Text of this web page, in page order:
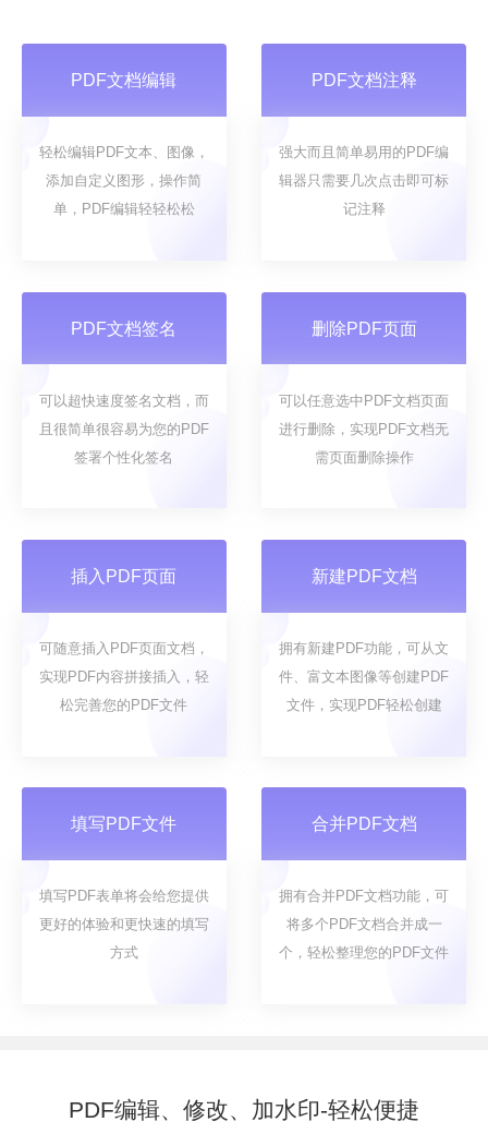
PDF文档编辑
轻松编辑PDF文本、图像，
添加自定义图形，操作简
单，PDF编辑轻轻松松
PDF文档注释
强大而且简单易用的PDF编
辑器只需要几次点击即可标
记注释
PDF文档签名
可以超快速度签名文档，而
且很简单很容易为您的PDF
签署个性化签名
删除PDF页面
可以任意选中PDF文档页面
进行删除，实现PDF文档无
需页面删除操作
插入PDF页面
可随意插入PDF页面文档，
实现PDF内容拼接插入，轻
松完善您的PDF文件
新建PDF文档
拥有新建PDF功能，可从文
件、富文本图像等创建PDF
文件，实现PDF轻松创建
填写PDF文件
填写PDF表单将会给您提供
更好的体验和更快速的填写
方式
合并PDF文档
拥有合并PDF文档功能，可
将多个PDF文档合并成一
个，轻松整理您的PDF文件
PDF编辑、修改、加水印-轻松便捷